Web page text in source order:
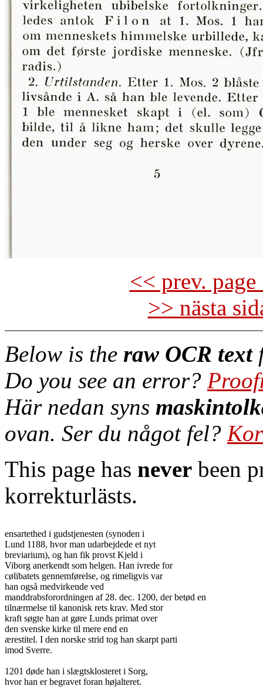
<< prev.
>> nästa
Below is the raw OCR text
Do you see an error?
Här nedan syns
ovan. Ser du något fel?
This page has never been
korrekturlästs.
ensartethed i gudstjenesten (synoden i
Lund 1188, hvor man udarbejdede et nyt
breviarium), og han fik provst Kjeld i
Viborg anerkendt som helgen. Han ivrede for
cølibatets gennemførelse, og rimeligvis var
han også medvirkende ved
manddrabsforordningen af 28. dec. 1200, der betød en
tilnærmelse til kanonisk rets krav. Med stor
kraft søgte han at gøre Lunds primat over
den svenske kirke til mere end en
ærestitel. I den norske strid tog han skarpt parti
imod Sverre.
1201 døde han i slægtsklosteret i Sorg,
hvor han er begravet foran højalteret.